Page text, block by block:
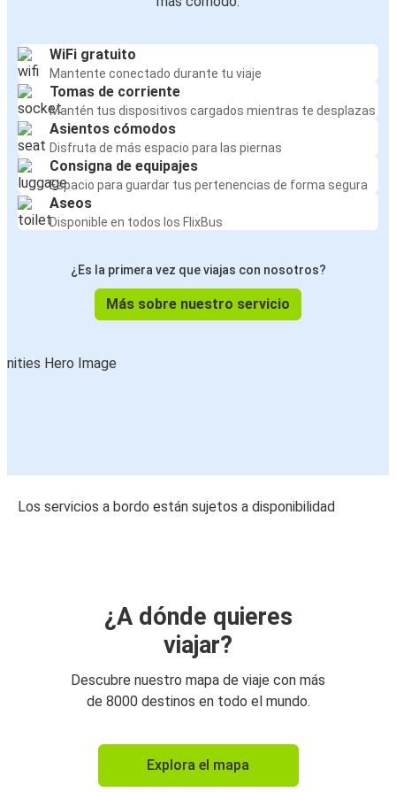
WiFi gratuito
Mantente conectado durante tu viaje
Tomas de corriente
Mantén tus dispositivos cargados mientras te desplazas
Asientos cómodos
Disfruta de más espacio para las piernas
Consigna de equipajes
Espacio para guardar tus pertenencias de forma segura
Aseos
Disponible en todos los FlixBus
¿Es la primera vez que viajas con nosotros?
Más sobre nuestro servicio
Los servicios a bordo están sujetos a disponibilidad
¿A dónde quieres
viajar?
Descubre nuestro mapa de viaje con más
de 8000 destinos en todo el mundo.
Explora el mapa